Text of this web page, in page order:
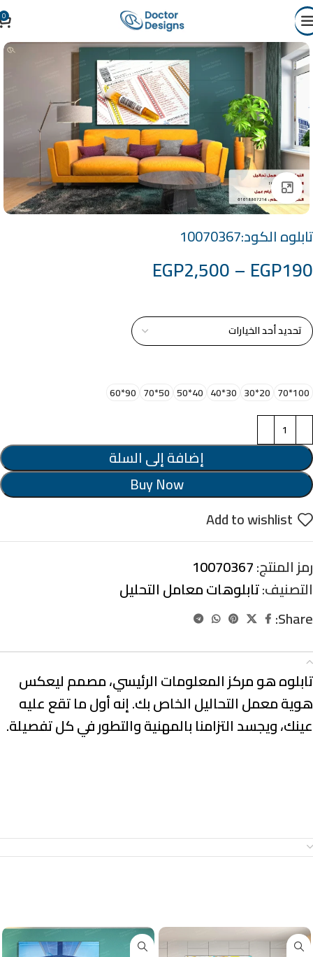
0
Click to enlarge
تابلوه الكود:10070367
EGP190
–
EGP2,500
100*70
20*30
30*40
40*50
50*70
90*60
إضافة إلى السلة
Buy Now
Add to wishlist
رمز المنتج:10070367
التصنيف:تابلوهات معامل التحليل
Share:
تابلوه هو مركز المعلومات الرئيسي، مصمم ليعكس
هوية معمل التحاليل الخاص بك. إنه أول ما تقع عليه
عينك، ويجسد التزامنا بالمهنية والتطور في كل تفصيلة.